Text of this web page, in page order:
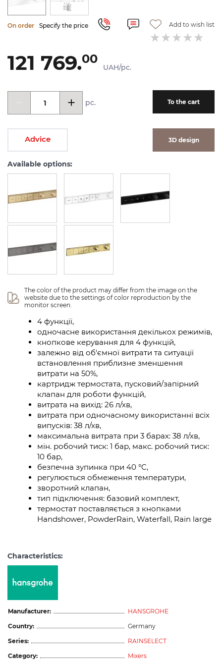
On order Specify the price Add to wish list
121 769.00
UAH/pc.
pc. To the cart
Advice 3D design
Available options:
The color of the product may differ from the image on the
website due to the settings of color reproduction by the
monitor screen.
4 функції,
одночасне використання декількох режимів,
кнопкове керування для 4 функцій,
залежно від об'ємної витрати та ситуації
встановлення приблизне зменшення
витрати на 50%,
картридж термостата, пусковий/запірний
клапан для роботи функцій,
витрата на вихід: 26 л/хв,
витрата при одночасному використанні всіх
випусків: 38 л/хв,
максимальна витрата при 3 барах: 38 л/хв,
мін. робочий тиск: 1 бар, макс. робочий тиск:
10 бар,
безпечна зупинка при 40 °C,
регулюється обмеження температури,
зворотний клапан,
тип підключення: базовий комплект,
термостат поставляється з кнопками
Handshower, PowderRain, Waterfall, Rain large
Characteristics:
Manufacturer:
HANSGROHE
Country:
Germany
Series:
RAINSELECT
Category:
Mixers